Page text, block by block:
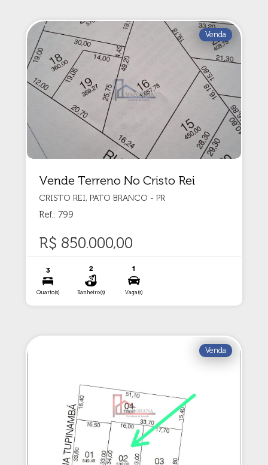
Venda
Vende Terreno No Cristo Rei
CRISTO REI, PATO BRANCO - PR
Ref.: 799
R$ 850.000,00
3
Quarto(s)
2
Banheiro(s)
1
Vaga(s)
Venda